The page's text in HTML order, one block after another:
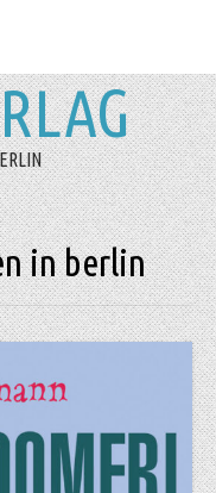
in berlin